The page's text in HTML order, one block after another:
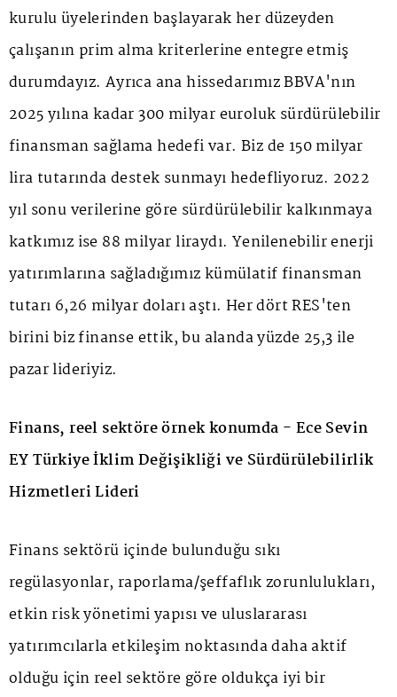
kurulu üyelerinden başlayarak her düzeyden
çalışanın prim alma kriterlerine entegre etmiş
durumdayız. Ayrıca ana hissedarımız BBVA'nın
2025 yılına kadar 300 milyar euroluk sürdürülebilir
finansman sağlama hedefi var. Biz de 150 milyar
lira tutarında destek sunmayı hedefliyoruz. 2022
yıl sonu verilerine göre sürdürülebilir kalkınmaya
katkımız ise 88 milyar liraydı. Yenilenebilir enerji
yatırımlarına sağladığımız kümülatif finansman
tutarı 6,26 milyar doları aştı. Her dört RES'ten
birini biz finanse ettik, bu alanda yüzde 25,3 ile
pazar lideriyiz.
Finans, reel sektöre örnek konumda - Ece Sevin
EY Türkiye İklim Değişikliği ve Sürdürülebilirlik
Hizmetleri Lideri
Finans sektörü içinde bulunduğu sıkı
regülasyonlar, raporlama/şeffaflık zorunlulukları,
etkin risk yönetimi yapısı ve uluslararası
yatırımcılarla etkileşim noktasında daha aktif
olduğu için reel sektöre göre oldukça iyi bir